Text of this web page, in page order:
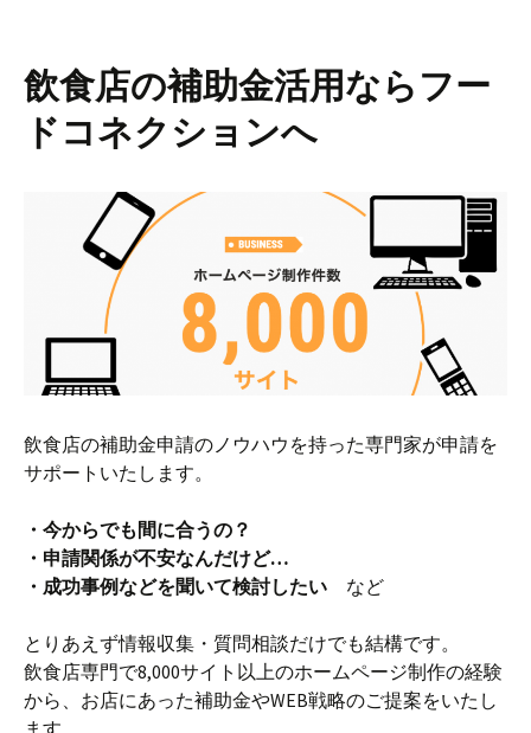
飲食店の補助金活用ならフー
ドコネクションへ
飲食店の補助金申請のノウハウを持った専門家が申請を
サポートいたします。
・今からでも間に合うの？
・申請関係が不安なんだけど…
・成功事例などを聞いて検討したい など
とりあえず情報収集・質問相談だけでも結構です。
飲食店専門で8,000サイト以上のホームページ制作の経験
から、お店にあった補助金やWEB戦略のご提案をいたし